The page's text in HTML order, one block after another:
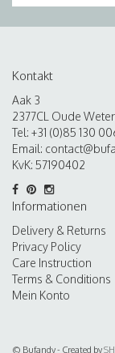
Kontakt
Aak 3
2377CL Oude
Tel: +31 (0)85 130
Email:
KvK: 57190402
Informationen
Delivery & Returns
Privacy Policy
Care Instruction
Terms & Conditions
Mein Konto
© Bufandy - Created by